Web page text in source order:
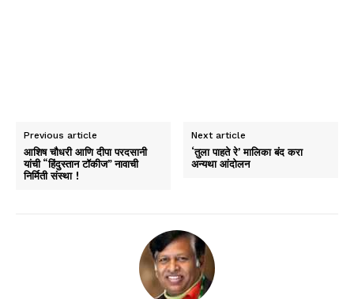
Previous article
आशिष चौधरी आणि दीपा परदसानी
यांची “हिंदुस्तान टॉकीज” नावाची
निर्मिती संस्था !
Next article
‘तुला पाहते रे’ मालिका बंद करा
अन्यथा आंदोलन